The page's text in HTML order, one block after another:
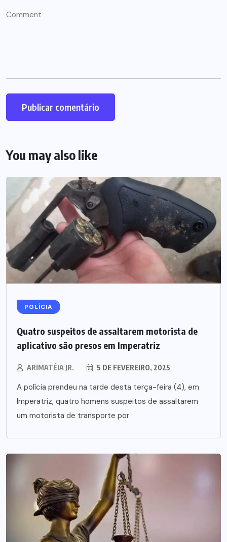
You may also like
POLÍCIA
Quatro suspeitos de assaltarem motorista de
aplicativo são presos em Imperatriz
ARIMATÉIA JR. 5 DE FEVEREIRO, 2025
A polícia prendeu na tarde desta terça-feira (4), em
Imperatriz, quatro homens suspeitos de assaltarem
um motorista de transporte por